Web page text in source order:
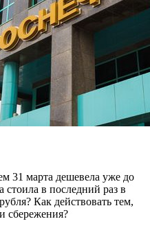
31 марта дешевела уже до
стоила в последний раз в
Как действовать тем,
сбережения?